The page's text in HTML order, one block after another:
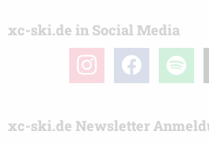
xc-ski.de in Social Media
instagramfacebook spotify
xc-ski.de Newsletter